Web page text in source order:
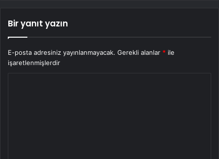
Bir yanıt yazın
E-posta adresiniz yayınlanmayacak. Gerekli alanlar * ile
işaretlenmişlerdir